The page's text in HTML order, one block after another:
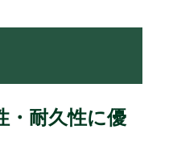
・耐久性に優